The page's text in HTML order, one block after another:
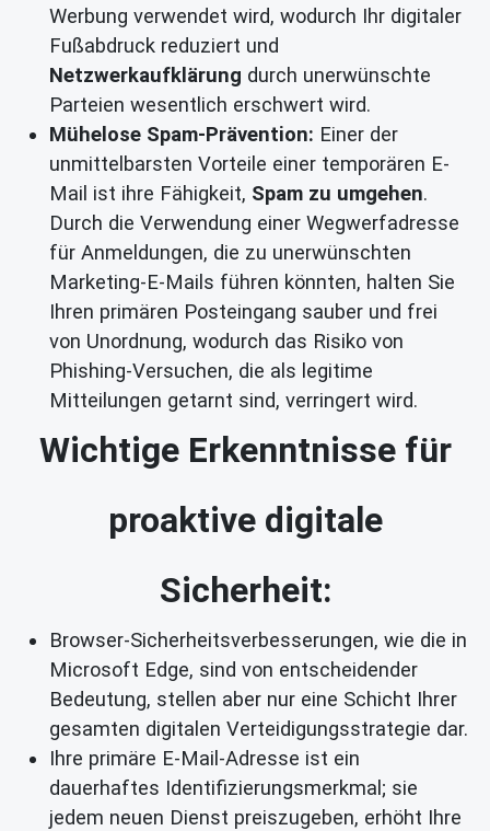
Werbung verwendet wird, wodurch Ihr digitaler
Fußabdruck reduziert und
Netzwerkaufklärung durch unerwünschte
Parteien wesentlich erschwert wird.
Mühelose Spam-Prävention: Einer der
unmittelbarsten Vorteile einer temporären E-
Mail ist ihre Fähigkeit, Spam zu umgehen.
Durch die Verwendung einer Wegwerfadresse
für Anmeldungen, die zu unerwünschten
Marketing-E-Mails führen könnten, halten Sie
Ihren primären Posteingang sauber und frei
von Unordnung, wodurch das Risiko von
Phishing-Versuchen, die als legitime
Mitteilungen getarnt sind, verringert wird.
Wichtige Erkenntnisse für
proaktive digitale
Sicherheit:
Browser-Sicherheitsverbesserungen, wie die in
Microsoft Edge, sind von entscheidender
Bedeutung, stellen aber nur eine Schicht Ihrer
gesamten digitalen Verteidigungsstrategie dar.
Ihre primäre E-Mail-Adresse ist ein
dauerhaftes Identifizierungsmerkmal; sie
jedem neuen Dienst preiszugeben, erhöht Ihre